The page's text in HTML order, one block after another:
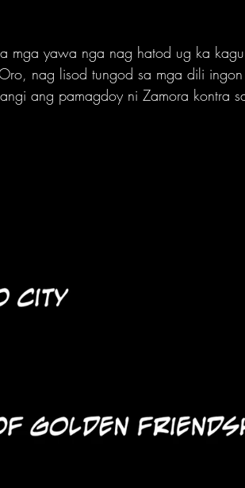
Tagalog The Celestial Tearing
mga yawa nga nag hatod ug ka
nag lisod tungod sa mga dili
ang pamagdoy ni Zamora kontra